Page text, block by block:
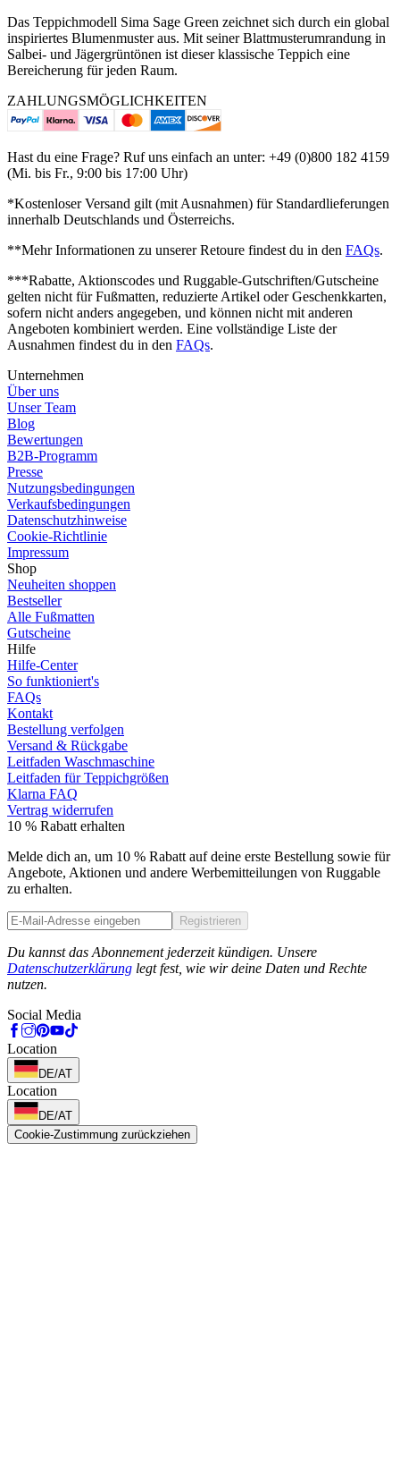
Das Teppichmodell Sima Sage Green zeichnet sich durch ein global
inspiriertes Blumenmuster aus. Mit seiner Blattmusterumrandung in
Salbei- und Jägergrüntönen ist dieser klassische Teppich eine
Bereicherung für jeden Raum.
ZAHLUNGSMÖGLICHKEITEN
Hast du eine Frage? Ruf uns einfach an unter: +49 (0)800 182 4159
(Mi. bis Fr., 9:00 bis 17:00 Uhr)
*Kostenloser Versand gilt (mit Ausnahmen) für Standardlieferungen
innerhalb Deutschlands und Österreichs.
**Mehr Informationen zu unserer Retoure findest du in den FAQs.
***Rabatte, Aktionscodes und Ruggable-Gutschriften/Gutscheine
gelten nicht für Fußmatten, reduzierte Artikel oder Geschenkkarten,
sofern nicht anders angegeben, und können nicht mit anderen
Angeboten kombiniert werden. Eine vollständige Liste der
Ausnahmen findest du in den FAQs.
Unternehmen
Über uns
Unser Team
Blog
Bewertungen
B2B-Programm
Presse
Nutzungsbedingungen
Verkaufsbedingungen
Datenschutzhinweise
Cookie-Richtlinie
Impressum
Shop
Neuheiten shoppen
Bestseller
Alle Fußmatten
Gutscheine
Hilfe
Hilfe-Center
So funktioniert's
FAQs
Kontakt
Bestellung verfolgen
Versand & Rückgabe
Leitfaden Waschmaschine
Leitfaden für Teppichgrößen
Klarna FAQ
Vertrag widerrufen
10 % Rabatt erhalten
Melde dich an, um 10 % Rabatt auf deine erste Bestellung sowie für
Angebote, Aktionen und andere Werbemitteilungen von Ruggable
zu erhalten.
Registrieren
Du kannst das Abonnement jederzeit kündigen. Unsere
Datenschutzerklärung legt fest, wie wir deine Daten und Rechte
nutzen.
Social Media
Location
DE/AT
Location
DE/AT
Cookie-Zustimmung zurückziehen